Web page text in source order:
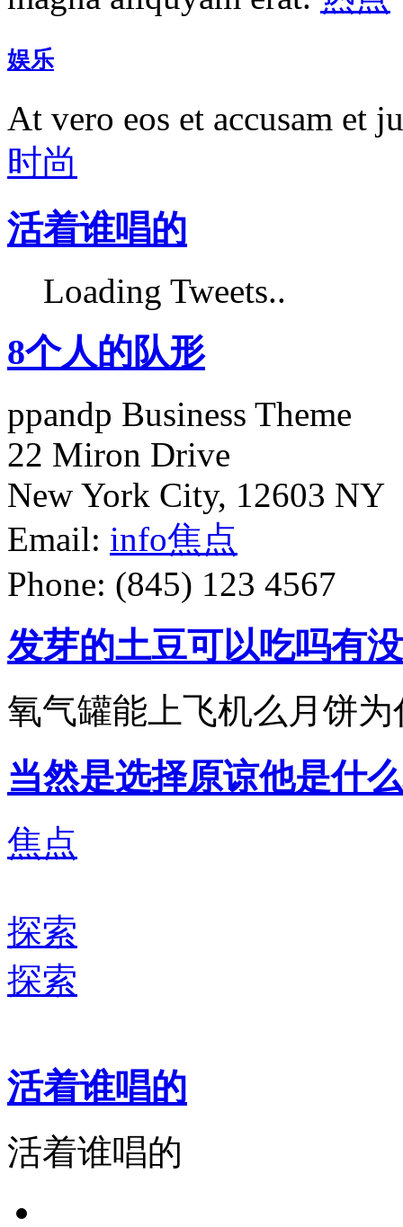
娱乐
At vero eos et accusam et
时尚
活着谁唱的
Loading Tweets..
8个人的队形
ppandp Business Theme
22 Miron Drive
New York City, 12603 NY
Email: info焦点
Phone: (845) 123 4567
发芽的土豆可以吃吗有
氧气罐能上飞机么月饼
当然是选择原谅他是什
焦点
探索
探索
活着谁唱的
活着谁唱的